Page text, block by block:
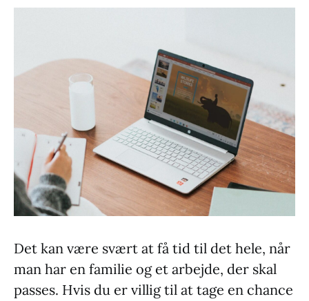
Det kan være svært at få tid til det hele, når
man har en familie og et arbejde, der skal
passes. Hvis du er villig til at tage en chance